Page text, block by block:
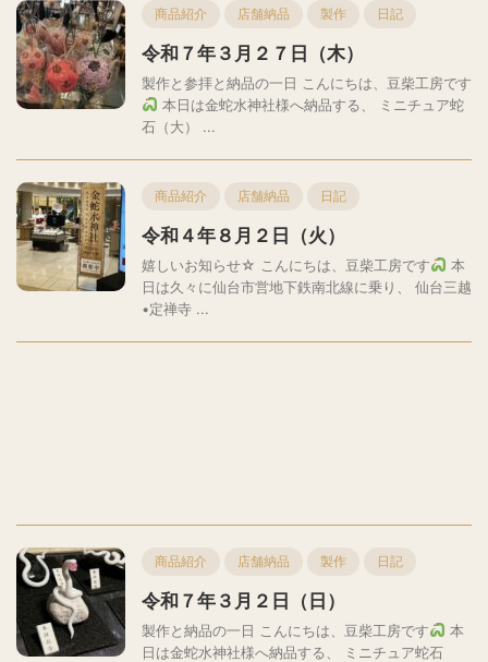
商品紹介 店舗納品 製作 日記
令和７年３月２７日（木）
製作と参拝と納品の一日 こんにちは、豆柴工房です
本日は金蛇水神社様へ納品する、 ミニチュア蛇
石（大） ...
商品紹介 店舗納品 日記
令和４年８月２日（火）
嬉しいお知らせ☆ こんにちは、豆柴工房です
本
日は久々に仙台市営地下鉄南北線に乗り、 仙台三越
•定禅寺 ...
商品紹介 店舗納品 製作 日記
令和７年３月２日（日）
製作と納品の一日 こんにちは、豆柴工房です
本
日は金蛇水神社様へ納品する、 ミニチュア蛇石